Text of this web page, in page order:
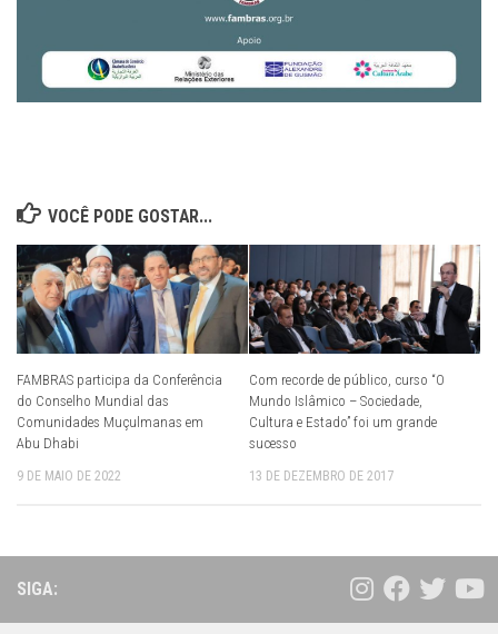
VOCÊ PODE GOSTAR...
FAMBRAS participa da Conferência
do Conselho Mundial das
Comunidades Muçulmanas em
Abu Dhabi
9 DE MAIO DE 2022
Com recorde de público, curso “O
Mundo Islâmico – Sociedade,
Cultura e Estado” foi um grande
sucesso
13 DE DEZEMBRO DE 2017
SIGA: